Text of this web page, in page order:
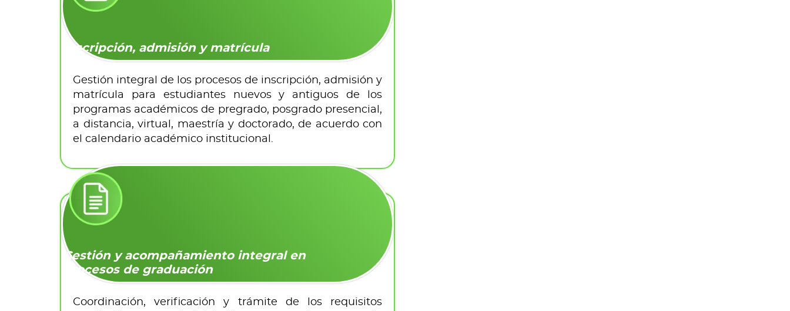
Inscripción, admisión y matrícula
Gestión integral de los procesos de inscripción, admisión y
matrícula para estudiantes nuevos y antiguos de los
programas académicos de pregrado, posgrado presencial,
a distancia, virtual, maestría y doctorado, de acuerdo con
el calendario académico institucional.
Gestión y acompañamiento integral en
procesos de graduación
Coordinación, verificación y trámite de los requisitos